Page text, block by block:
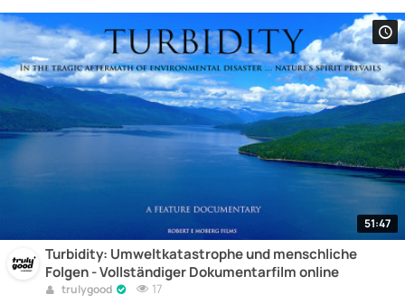
51:47
Turbidity: Umweltkatastrophe und menschliche
Folgen - Vollständiger Dokumentarfilm online
trulygood 17